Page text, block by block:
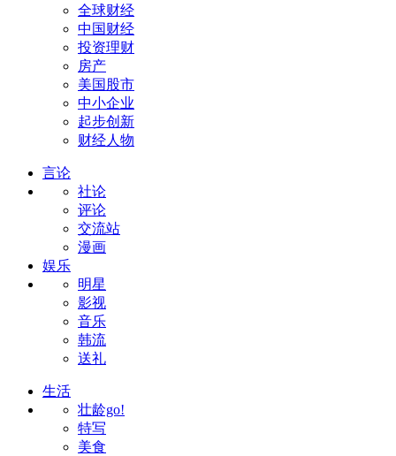
全球财经
中国财经
投资理财
房产
美国股市
中小企业
起步创新
财经人物
言论
社论
评论
交流站
漫画
娱乐
明星
影视
音乐
韩流
送礼
生活
壮龄go!
特写
美食